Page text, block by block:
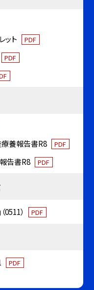
ット PDF
PDF
療養報告書R8 PDF
報告書R8 PDF
） PDF
PDF